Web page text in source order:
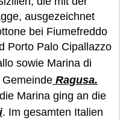
ausgezeichnet
bei Fiumefreddo
Porto Palo Cipallazzo
sowie Marina di
Ragusa.
Marina ging an die
. Im gesamten Italien